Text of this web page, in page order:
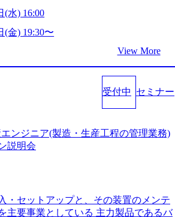
ってFintech業界を中心に最先端テクノ
ウを活かしつつ、あらゆる業種・業
するために、戦略策定、組織改革、
ィングファーム） 社名の由来は”DXエ
ないでは金融以外の領域にX（クロ
が強い企業として認知されていたが、
事業を始め、パブリック、製造業、
のあるファーム。 ワンプール制では
方でも幅広に経験を積みたい方でも、
storage.googleapis.com/our-vision-pr
our-vision-production.appspot.com/pu
https://storage.googleapis.com/ou
62c9-4258-aa0
(水) 16:00
(金) 19:30〜
View More
受付中 セミナー
ンジニア(製造・生産工程の管理業務)
説明会
・セットアップと、その装置のメンテ
主要事業としている 主力製品であるバ